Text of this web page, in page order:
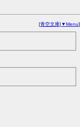
[青空文庫| ▼Menu]